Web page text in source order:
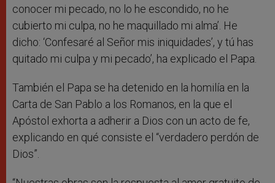
conocer mi pecado, no lo he escondido, no he
cubierto mi culpa, no he maquillado mi alma’. He
dicho: ‘Confesaré al Señor mis iniquidades’, y tú has
quitado mi culpa y mi pecado’, ha explicado el Papa.
También el Papa se ha detenido en la homilía en la
Carta de San Pablo a los Romanos, en la que el
Apóstol exhorta a adherir a Dios con un acto de fe,
explicando en qué consiste el “verdadero perdón de
Dios”.